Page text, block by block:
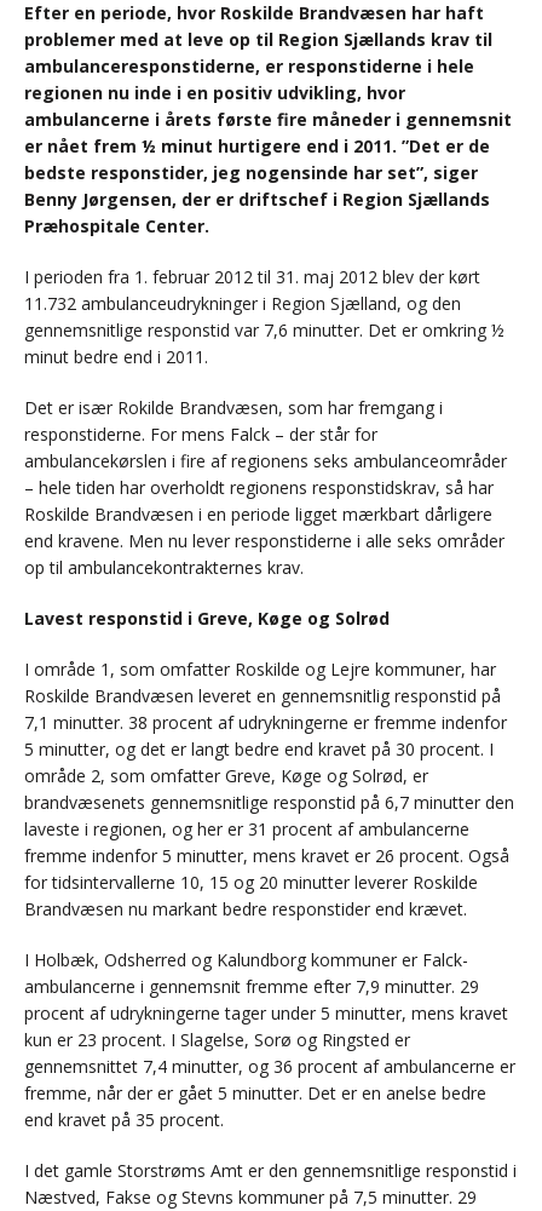
Efter en periode, hvor Roskilde Brandvæsen har haft
problemer med at leve op til Region Sjællands krav til
ambulanceresponstiderne, er responstiderne i hele
regionen nu inde i en positiv udvikling, hvor
ambulancerne i årets første fire måneder i gennemsnit
er nået frem ½ minut hurtigere end i 2011. ”Det er de
bedste responstider, jeg nogensinde har set”, siger
Benny Jørgensen, der er driftschef i Region Sjællands
Præhospitale Center.
I perioden fra 1. februar 2012 til 31. maj 2012 blev der kørt
11.732 ambulanceudrykninger i Region Sjælland, og den
gennemsnitlige responstid var 7,6 minutter. Det er omkring ½
minut bedre end i 2011.
Det er især Rokilde Brandvæsen, som har fremgang i
responstiderne. For mens Falck – der står for
ambulancekørslen i fire af regionens seks ambulanceområder
– hele tiden har overholdt regionens responstidskrav, så har
Roskilde Brandvæsen i en periode ligget mærkbart dårligere
end kravene. Men nu lever responstiderne i alle seks områder
op til ambulancekontrakternes krav.
Lavest responstid i Greve, Køge og Solrød
I område 1, som omfatter Roskilde og Lejre kommuner, har
Roskilde Brandvæsen leveret en gennemsnitlig responstid på
7,1 minutter. 38 procent af udrykningerne er fremme indenfor
5 minutter, og det er langt bedre end kravet på 30 procent. I
område 2, som omfatter Greve, Køge og Solrød, er
brandvæsenets gennemsnitlige responstid på 6,7 minutter den
laveste i regionen, og her er 31 procent af ambulancerne
fremme indenfor 5 minutter, mens kravet er 26 procent. Også
for tidsintervallerne 10, 15 og 20 minutter leverer Roskilde
Brandvæsen nu markant bedre responstider end krævet.
I Holbæk, Odsherred og Kalundborg kommuner er Falck-
ambulancerne i gennemsnit fremme efter 7,9 minutter. 29
procent af udrykningerne tager under 5 minutter, mens kravet
kun er 23 procent. I Slagelse, Sorø og Ringsted er
gennemsnittet 7,4 minutter, og 36 procent af ambulancerne er
fremme, når der er gået 5 minutter. Det er en anelse bedre
end kravet på 35 procent.
I det gamle Storstrøms Amt er den gennemsnitlige responstid i
Næstved, Fakse og Stevns kommuner på 7,5 minutter. 29